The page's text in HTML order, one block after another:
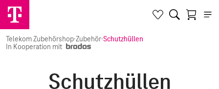
Telekom Zubehörshop·Zubehör·Schutzhüllen
In Kooperation mit
Schutzhüllen